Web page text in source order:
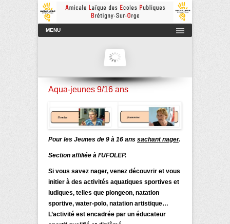
AmicaleLaiqueBretigny
Amicale Laïque des Ecoles Publiques de Brétigny-sur-Orge
Menu principal
Aller au contenu
MENU
Aqua-jeunes 9/16 ans
Pour les Jeunes de 9 à 16 ans sachant nager.
Section affiliée à l’UFOLEP.
Si vous savez nager, venez découvrir et vous
initier à des activités aquatiques sportives et
ludiques, telles que plongeon, natation
sportive, water-polo, natation artistique…
L’activité est encadrée par un éducateur